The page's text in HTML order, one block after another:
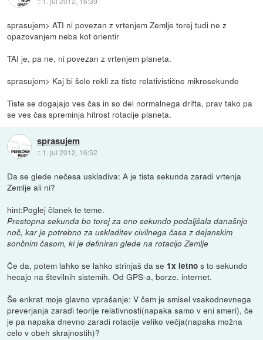
sprasujem> ATI ni povezan z vrtenjem Zemlje torej tudi ne z
opazovanjem neba kot orientir
TAI je, pa ne, ni povezan z vrtenjem planeta.
sprasujem> Kaj bi šele rekli za tiste relativistične mikrosekunde
Tiste se dogajajo ves čas in so del normalnega drifta, prav tako pa
se ves čas spreminja hitrost rotacije planeta.
sprasujem
:: 1. jul 2012, 16:52
Da se glede nečesa uskladiva: A je tista sekunda zaradi vrtenja
Zemlje ali ni?
hint:Poglej članek te teme.
Prestopna sekunda bo torej za eno sekundo podaljšala današnjo
noč, kar je potrebno za uskladitev civilnega časa z dejanskim
sončnim časom, ki je definiran glede na rotacijo Zemlje
Če da, potem lahko se lahko strinjaš da se 1x letno s to sekundo
hecajo na številnih sistemih. Od GPS-a, borze. internet.
Še enkrat moje glavno vprašanje: V čem je smisel vsakodnevnega
preverjanja zaradi teorije relativnosti(napaka samo v eni smeri), če
je pa napaka dnevno zaradi rotacije veliko večja(napaka možna
celo v obeh skrajnostih)?